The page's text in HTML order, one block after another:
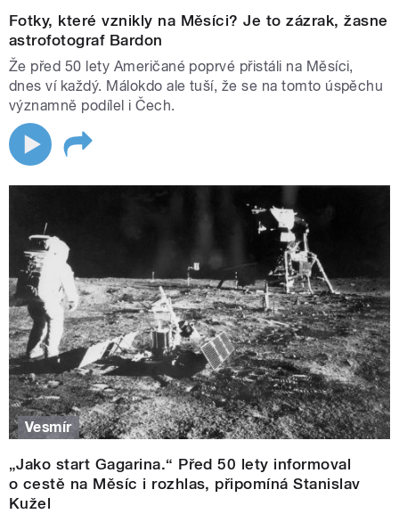
Fotky, které vznikly na Měsíci? Je to zázrak, žasne
astrofotograf Bardon
Že před 50 lety Američané poprvé přistáli na Měsíci,
dnes ví každý. Málokdo ale tuší, že se na tomto úspěchu
významně podílel i Čech.
Vesmír
„Jako start Gagarina.“ Před 50 lety informoval
o cestě na Měsíc i rozhlas, připomíná Stanislav
Kužel